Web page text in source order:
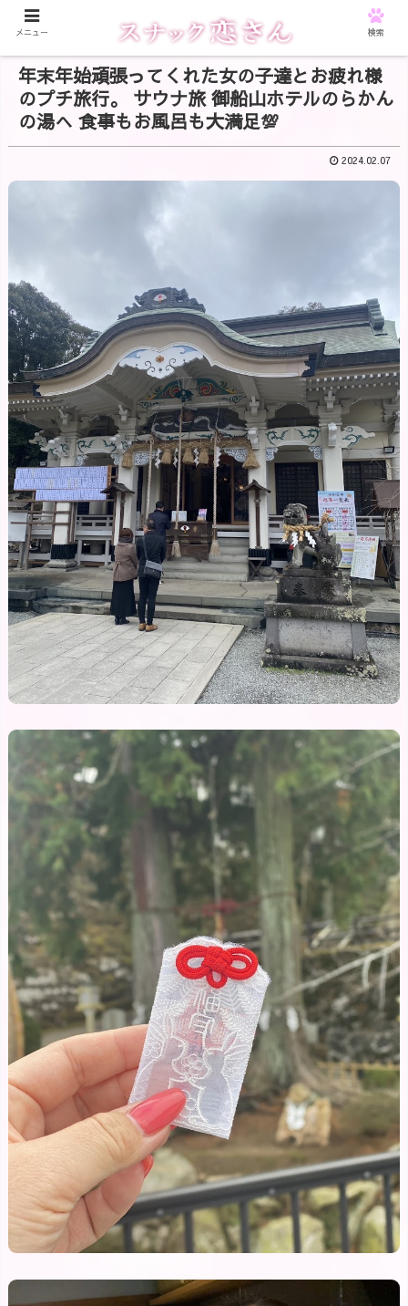
年末年始頑張ってくれた女の子達とお疲れ様
のプチ旅行。 サウナ旅 御船山ホテルのらかん
の湯へ 食事もお風呂も大満足💯
2024.02.07
メニュー 検索